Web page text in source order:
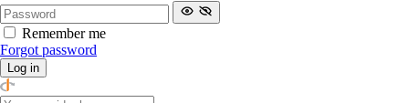
Remember me
Forgot password
Log in